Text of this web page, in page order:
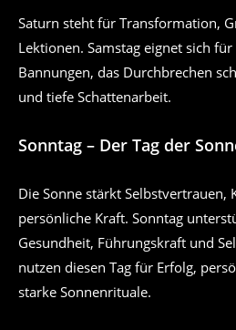
Saturn steht für Transformation,
Lektionen. Samstag eignet sich
Bannungen, das Durchbrechen
und tiefe Schattenarbeit.
Sonntag – Der Tag der
Die Sonne stärkt Selbstvertrauen,
persönliche Kraft. Sonntag
Gesundheit, Führungskraft und
nutzen diesen Tag für Erfolg,
starke Sonnenrituale.